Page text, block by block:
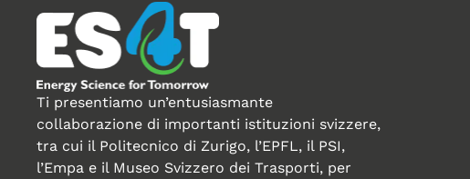
Ti presentiamo un’entusiasmante
collaborazione di importanti istituzioni svizzere,
tra cui il Politecnico di Zurigo, l’EPFL, il PSI,
l’Empa e il Museo Svizzero dei Trasporti, per